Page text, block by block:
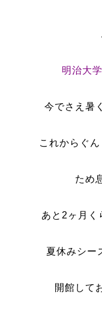
明治大
今でさえ暑
これからぐ
ため
あと2ヶ月く
夏休みシー
開館して